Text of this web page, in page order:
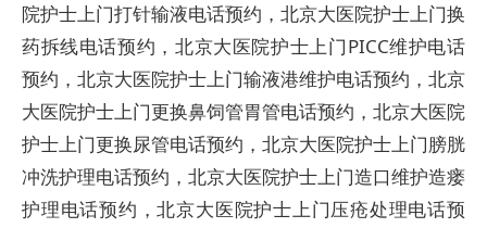
院护士上门打针输液电话预约，北京大医院护士上门换
药拆线电话预约，北京大医院护士上门PICC维护电话
预约，北京大医院护士上门输液港维护电话预约，北京
大医院护士上门更换鼻饲管胃管电话预约，北京大医院
护士上门更换尿管电话预约，北京大医院护士上门膀胱
冲洗护理电话预约，北京大医院护士上门造口维护造瘘
护理电话预约，北京大医院护士上门压疮处理电话预